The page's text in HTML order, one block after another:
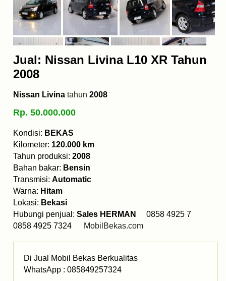
Jual: Nissan Livina L10 XR Tahun
2008
Nissan Livina tahun 2008
Rp. 50.000.000
Kondisi: BEKAS
Kilometer: 120.000 km
Tahun produksi: 2008
Bahan bakar: Bensin
Transmisi: Automatic
Warna: Hitam
Lokasi: Bekasi
Hubungi penjual: Sales HERMAN
0858 4925 7
0858 4925 7324
MobilBekas.com
Di Jual Mobil Bekas Berkualitas
WhatsApp : 085849257324